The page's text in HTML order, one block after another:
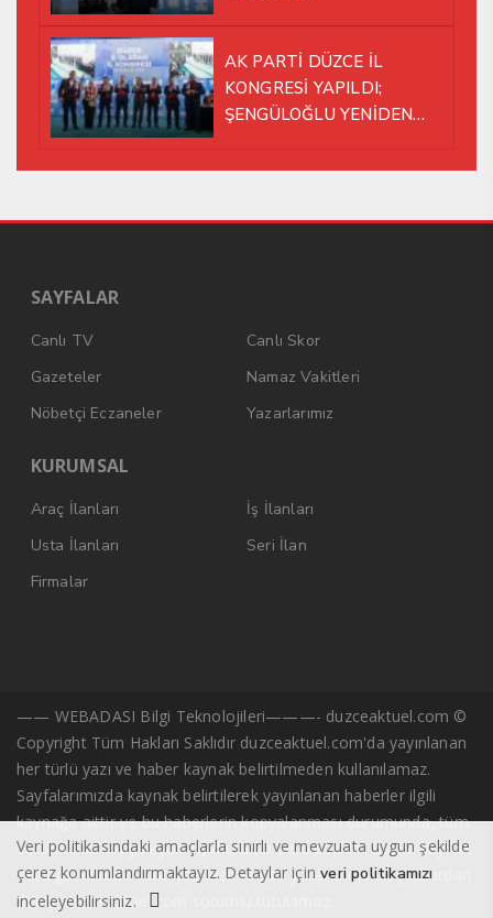
AK PARTİ DÜZCE İL
KONGRESİ YAPILDI;
ŞENGÜLOĞLU YENİDEN
SAYFALAR
Canlı TV
Canlı Skor
Gazeteler
Namaz Vakitleri
Nöbetçi Eczaneler
Yazarlarımız
KURUMSAL
Araç İlanları
İş İlanları
Usta İlanları
Seri İlan
Firmalar
—— WEBADASI Bilgi Teknolojileri———- duzceaktuel.com ©
Copyright Tüm Hakları Saklıdır duzceaktuel.com'da yayınlanan
her türlü yazı ve haber kaynak belirtilmeden kullanılamaz.
Sayfalarımızda kaynak belirtilerek yayınlanan haberler ilgili
kaynağa aittir ve bu haberlerin kopyalanması durumunda, tüm
sorumluluk kopyalayan kişi/kuruma ait olacaktır. Başka kaynak
veya gazeteden alıntı yazarlar ve site yazarlarına ait yazılardan
dolayı duzceaktuel.com sorumlu tutulamaz.
Veri politikasındaki amaçlarla sınırlı ve mevzuata uygun şekilde
çerez konumlandırmaktayız. Detaylar içinveri politikamızı
inceleyebilirsiniz.